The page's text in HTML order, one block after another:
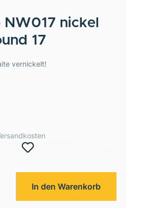
NW017 nickel
17
vernickelt!
In den Warenkorb